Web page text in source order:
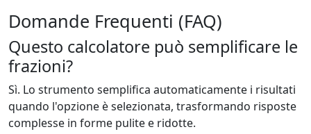
Domande Frequenti (FAQ)
Questo calcolatore può semplificare le
frazioni?
Sì. Lo strumento semplifica automaticamente i risultati
quando l'opzione è selezionata, trasformando risposte
complesse in forme pulite e ridotte.